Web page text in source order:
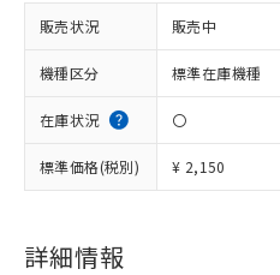
販売状況 販売中
機種区分 標準在庫機種
在庫状況 〇
標準価格(税別) ¥ 2,150
詳細情報